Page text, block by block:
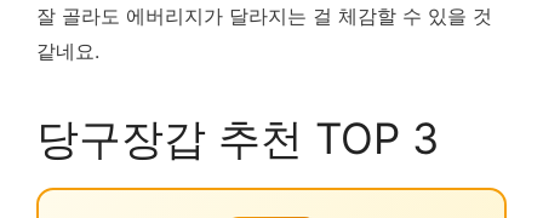
잘 골라도 에버리지가 달라지는 걸 체감할 수 있을 것
같네요.
당구장갑 추천 TOP 3